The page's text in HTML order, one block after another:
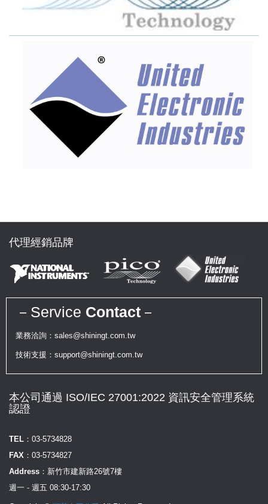
代理經銷品牌
－Service Contact －
業務洽詢：sales@shiningt.com.tw
技術支援：support@shiningt.com.tw
本公司通過 ISO/IEC 27001:2022 資訊安全管理系統
認證
TEL： 03-5734828
FAX： 03-5734827
Address： 新竹市建新路26號7樓
週一 - 週五 08:30-17:30